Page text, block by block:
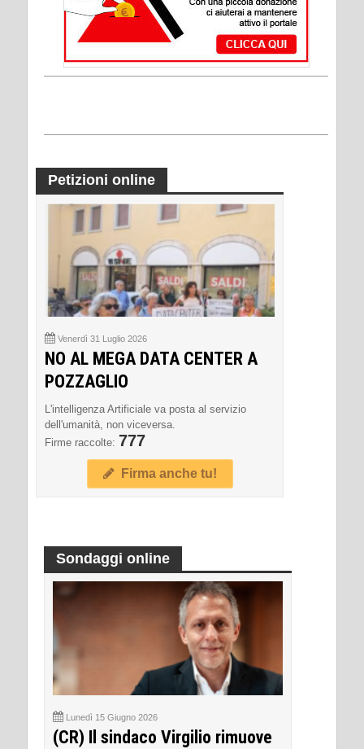
Petizioni online
Venerdì 31 Luglio 2026
NO AL MEGA DATA CENTER A
POZZAGLIO
L'intelligenza Artificiale va posta al servizio
dell'umanità, non viceversa.
Firme raccolte: 777
Firma anche tu!
Sondaggi online
Lunedì 15 Giugno 2026
(CR) Il sindaco Virgilio rimuove